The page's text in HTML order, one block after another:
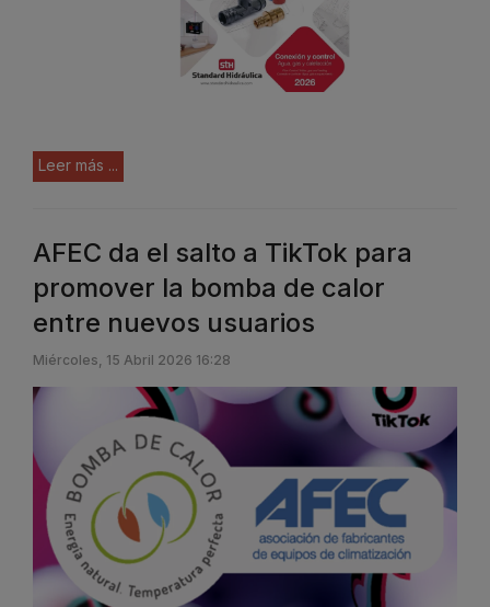
Leer más ...
AFEC da el salto a TikTok para
promover la bomba de calor
entre nuevos usuarios
Miércoles, 15 Abril 2026 16:28